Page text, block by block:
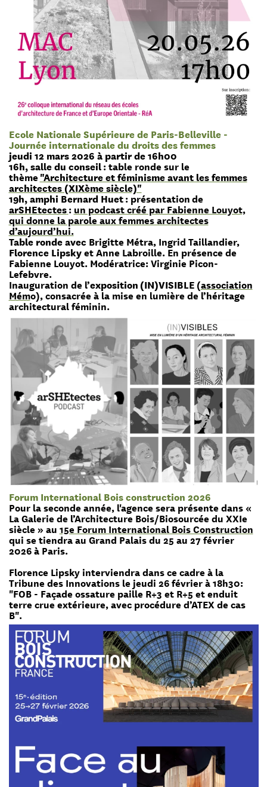
Ecole Nationale Supérieure de Paris-Belleville -
Journée internationale du droits des femmes
jeudi 12 mars 2026 à partir de 16h00
16h, salle du conseil: table ronde sur le
thème"Architecture et féminisme avant les femmes
architectes (XIXème siècle)"
19h, amphi Bernard Huet: présentation de
arSHEtectes: un podcast créé par Fabienne Louyot,
qui donne la parole aux femmes architectes
d’aujourd’hui.
Table ronde avecBrigitte Métra, Ingrid Taillandier,
Florence Lipskyet Anne Labroille. En présence de
Fabienne Louyot. Modératrice: Virginie Picon-
Lefebvre.
Inauguration de l’exposition (IN)VISIBLE (association
Mémo), consacrée à la mise en lumière de l’héritage
architectural féminin.
Forum International Bois construction 2026
Pour la seconde année, l'agence sera présente dans «
La Galerie de l’Architecture Bois/Biosourcée du XXIe
siècle » au 15e Forum International Bois Construction
qui se tiendra au Grand Palais du 25 au 27 février
2026 à Paris.
Florence Lipsky interviendra dans ce cadre à la
Tribune des Innovations le jeudi 26 février à 18h30:
"FOB - Façade ossature paille R+3 et R+5 et enduit
terre crue extérieure, avec procédure d’ATEX de cas
B".